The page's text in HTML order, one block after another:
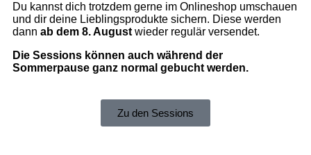
Du kannst dich trotzdem gerne im Onlineshop umschauen
und dir deine Lieblingsprodukte sichern. Diese werden
dann ab dem 8. August wieder regulär versendet.
Die Sessions können auch während der
Sommerpause ganz normal gebucht werden.
Zu den Sessions